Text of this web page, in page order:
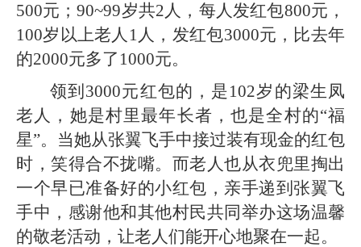
500元；90~99岁共2人，每人发红包800元，
100岁以上老人1人，发红包3000元，比去年
的2000元多了1000元。
领到3000元红包的，是102岁的梁生凤
老人，她是村里最年长者，也是全村的“福
星”。当她从张翼飞手中接过装有现金的红包
时，笑得合不拢嘴。而老人也从衣兜里掏出
一个早已准备好的小红包，亲手递到张翼飞
手中，感谢他和其他村民共同举办这场温馨
的敬老活动，让老人们能开心地聚在一起。